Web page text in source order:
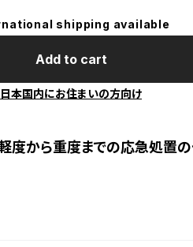
shipping available
Add to cart
日本国内にお住まいの方向け
度から重度までの応急処置の